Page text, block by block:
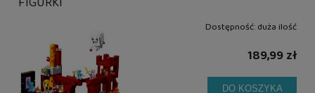
Dostępność:duża ilość
189,99 zł
DO KOSZYKA